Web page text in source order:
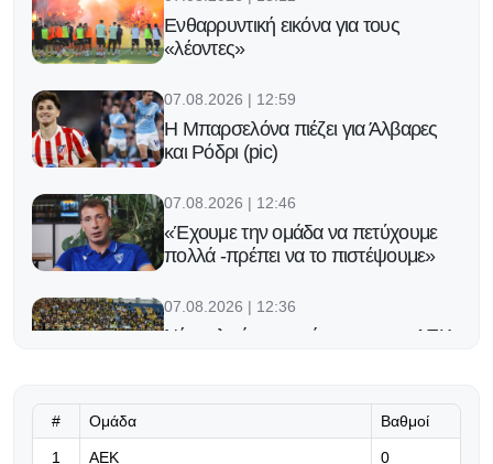
Ενθαρρυντική εικόνα για τους
«λέοντες»
07.08.2026 | 12:59
Η Μπαρσελόνα πιέζει για Άλβαρες
και Ρόδρι (pic)
07.08.2026 | 12:46
«Έχουμε την ομάδα να πετύχουμε
πολλά -πρέπει να το πιστέψουμε»
07.08.2026 | 12:36
Νέο φιλικό στο πρόγραμμα της ΑΕΚ
«Πρέπει να κάνουμε την υπέρβαση»
# Ομάδα Βαθμοί
1 ΑΕΚ 0